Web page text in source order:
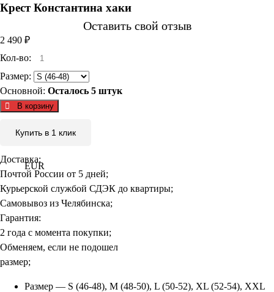
EUR
Крест Константина хаки
Оставить свой отзыв
2 490 ₽
Кол-во:
Размер:
Основной: Осталось 5 штук
В корзину
Купить в 1 клик
Доставка:
Почтой России от 5 дней;
Курьерской службой СДЭК до квартиры;
Самовывоз из Челябинска;
Гарантия:
2 года с момента покупки;
Обменяем, если не подошел
размер;
Размер — S (46-48), M (48-50), L (50-52), XL (52-54), XXL